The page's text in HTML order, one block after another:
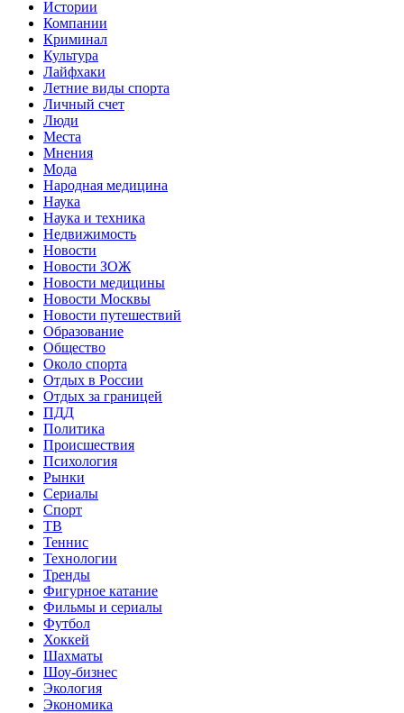
Истории
Компании
Криминал
Культура
Лайфхаки
Летние виды спорта
Личный счет
Люди
Места
Мнения
Мода
Народная медицина
Наука
Наука и техника
Недвижимость
Новости
Новости ЗОЖ
Новости медицины
Новости Москвы
Новости путешествий
Образование
Общество
Около спорта
Отдых в России
Отдых за границей
ПДД
Политика
Происшествия
Психология
Рынки
Сериалы
Спорт
ТВ
Теннис
Технологии
Тренды
Фигурное катание
Фильмы и сериалы
Футбол
Хоккей
Шахматы
Шоу-бизнес
Экология
Экономика